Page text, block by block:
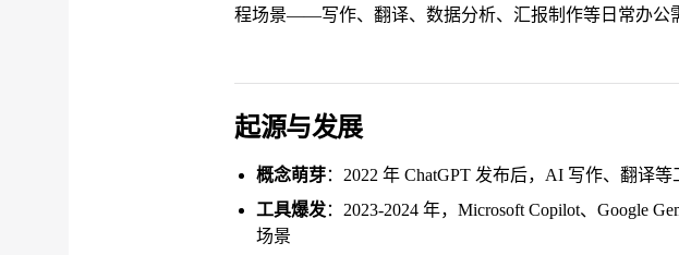
程场景——写作、翻译、数据分析、汇报制作等日常办公
起源与发展
概念萌芽：2022 年 ChatGPT 发布后，AI 写作、翻译
工具爆发：2023-2024 年，Microsoft Copilot、Google
场景